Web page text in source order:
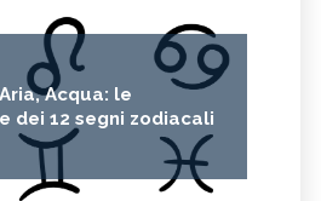
Acqua: le
dei 12 segni zodiacali